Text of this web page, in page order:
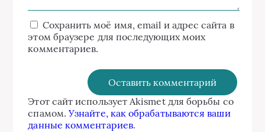
Сохранить моё имя, email и адрес сайта в
этом браузере для последующих моих
комментариев.
Этот сайт использует Akismet для борьбы со
спамом.Узнайте, как обрабатываются ваши
данные комментариев.